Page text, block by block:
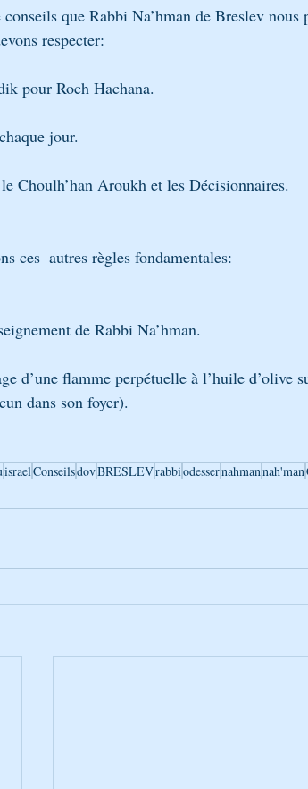
respecter:
pour Roch Hachana.
jour.
Choulh’han Aroukh et les Décisionnaires.
ces  autres règles fondamentales:
de Rabbi Na’hman.
d’une flamme perpétuelle à l’huile d’olive
dans son foyer).
israelConseilsdovBRESLEVrabbiodessernahmannah'man